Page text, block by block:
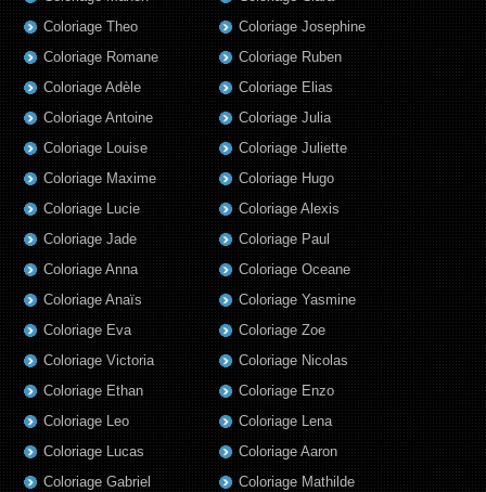
Coloriage Theo
Coloriage Romane
Coloriage Adèle
Coloriage Antoine
Coloriage Louise
Coloriage Maxime
Coloriage Lucie
Coloriage Jade
Coloriage Anna
Coloriage Anaïs
Coloriage Eva
Coloriage Victoria
Coloriage Ethan
Coloriage Leo
Coloriage Lucas
Coloriage Gabriel
Coloriage Josephine
Coloriage Ruben
Coloriage Elias
Coloriage Julia
Coloriage Juliette
Coloriage Hugo
Coloriage Alexis
Coloriage Paul
Coloriage Oceane
Coloriage Yasmine
Coloriage Zoe
Coloriage Nicolas
Coloriage Enzo
Coloriage Lena
Coloriage Aaron
Coloriage Mathilde